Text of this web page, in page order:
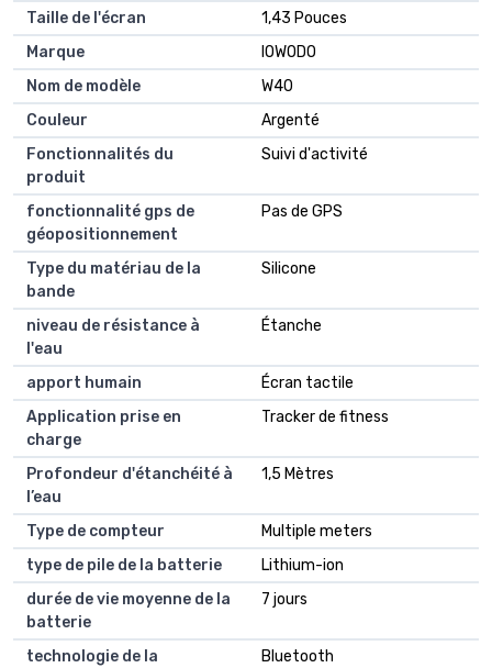
Taille de l'écran
1,43 Pouces
Marque
IOWODO
Nom de modèle
W40
Couleur
Argenté
Fonctionnalités du
produit
Suivi d'activité
fonctionnalité gps de
géopositionnement
Pas de GPS
Type du matériau de la
bande
Silicone
niveau de résistance à
l'eau
Étanche
apport humain
Écran tactile
Application prise en
charge
Tracker de fitness
Profondeur d'étanchéité à
l’eau
1,5 Mètres
Type de compteur
Multiple meters
type de pile de la batterie
Lithium-ion
durée de vie moyenne de la
batterie
7 jours
technologie de la
Bluetooth